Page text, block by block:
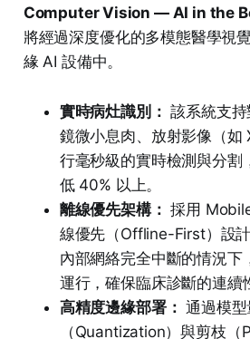
Computer Vision — AI in the
將經過深度優化的多模態醫學視
緣 AI 設備中。
實時病灶識別： 該系統支
鏡微小息肉、放射影像（如
行毫秒級的實時檢測與分割
低 40% 以上。
離線優先架構： 採用
線優先（Offline-First）設
內部網絡完全中斷的情況下
運行，確保臨床診斷的連續
高精度邊緣部署： 通過模
（Quantization）與剪枝（